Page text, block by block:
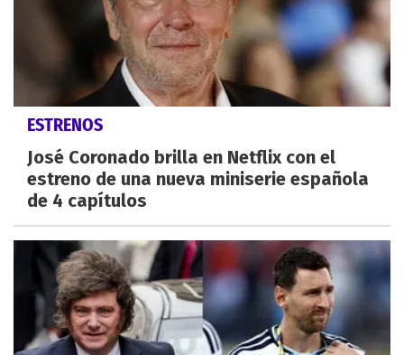
ESTRENOS
José Coronado brilla en Netflix con el
estreno de una nueva miniserie española
de 4 capítulos